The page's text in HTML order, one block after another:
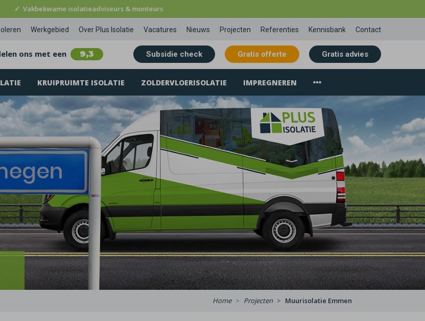
✓ Vakbekwame isolatieadviseurs & monteurs
Werkgebied Over Plus Isolatie Vacatures Nieuws Projecten Referenties Kennisbank Contact
ons met een 9,3 Subsidie check Gratis offerte Gratis advies
KRUIPRUIMTE ISOLATIE ZOLDERVLOERISOLATIE IMPREGNEREN
Home Projecten Muurisolatie Emmen